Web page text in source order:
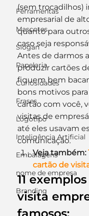
Ferramentas
Mascotes
Slogan
Papelaria
Curiosidades
Frases
Logotipo
Inteligência Artificial
Embalagens
nome de empresa
Branding
(sem trocadilhos)
empresarial de
quanto para
caso seja
Antes de darmos
produzir cartões
fiquem bem
bons motivos
cartão com você,
visitas de
até eles usavam
comunicação.
Veja também:
cartão de
11
visita